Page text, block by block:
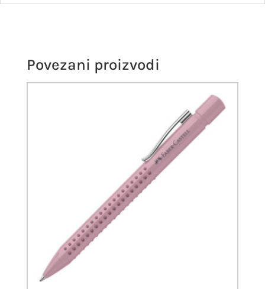
Povezani proizvodi